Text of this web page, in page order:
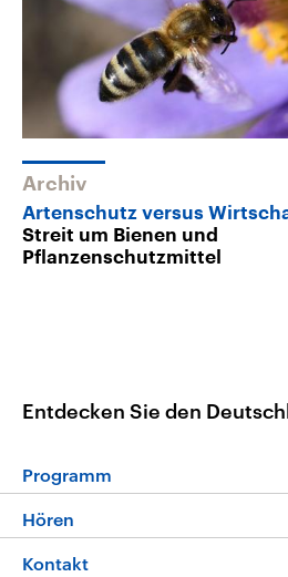
Archiv
Artenschutz versus
Streit um Bienen und
Pflanzenschutzmittel
Entdecken Sie den
Programm
Programm
Hören
Livestream
Kontakt